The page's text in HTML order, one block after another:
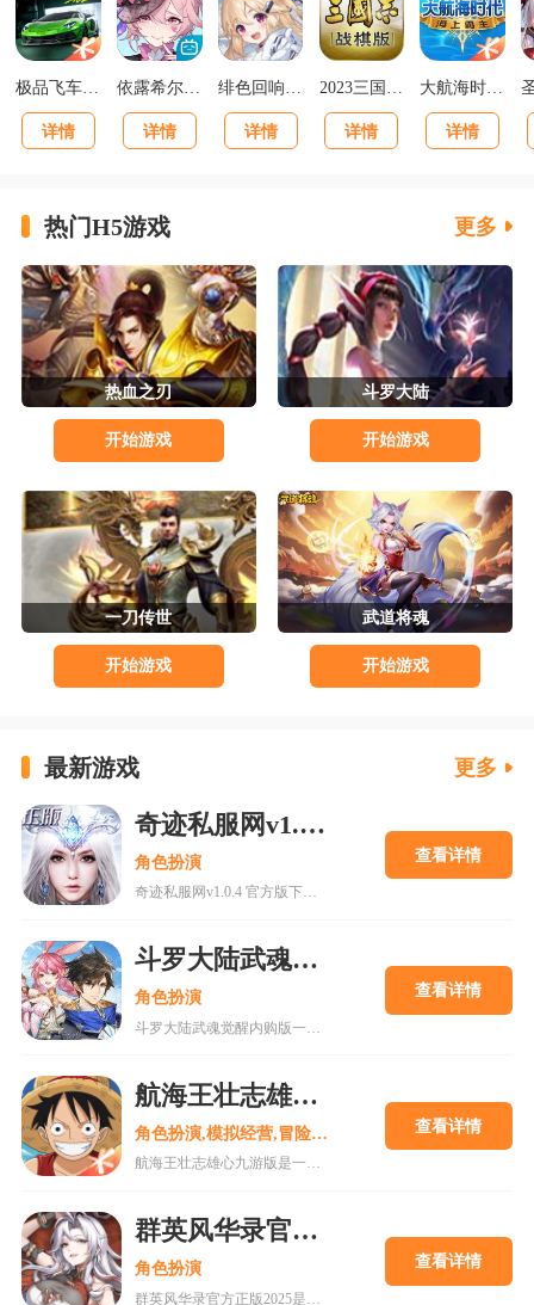
详情
依露希尔星晓官方正版
详情 详情 详情 详情
热门H5游戏 更多
热血之刃
开始游戏
斗罗大陆
开始游戏
一刀传世
开始游戏
武道将魂
开始游戏
最新游戏 更多
奇迹私服网v1.0.4 官方版下载
角色扮演
奇迹私服网v1.0.4 官方版下载是一款经典魔幻系列RPG大型多人在线动作手游，MU世界观强势来袭重现纷争四起的奇迹大陆，五大王国作为勇者诞生的背景屹立在不同的区域。多种族设定让职业选择更加丰富，各有千秋的天赋能力会在战斗中大放异彩，无论是狩猎邪恶势力又或者是征讨对手都有着举足轻重的作用，马上加入一展雄心壮志。
查看详情
斗罗大陆武魂觉醒内购版
角色扮演 查看详情
航海王壮志雄心九游版
角色扮演,模拟经营,冒险解谜
航海王壮志雄心九游版是一款腾讯魔方工作室制作的海贼王正版格斗手游，游戏玩法类似火影忍者手游，玩家可以在游戏中召集你喜欢的海贼王角色一起冒险，组建属于你的最强海贼团。游戏还原原作剧情故事，丰富的主线故事流程，再一次和草帽一伙踏上伟大航道。喜欢的快来18183下载吧~
查看详情
群英风华录官方正版2025
角色扮演 查看详情